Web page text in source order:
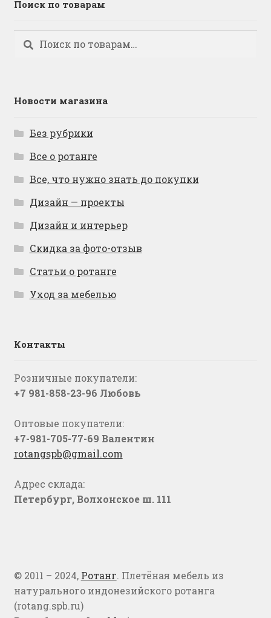
Поиск по товарам
Искать:
Поиск
Новости магазина
Без рубрики
Все о ротанге
Все, что нужно знать до покупки
Дизайн — проекты
Дизайн и интерьер
Скидка за фото-отзыв
Статьи о ротанге
Уход за мебелью
Контакты
Розничные покупатели:
+7 981-858-23-96 Любовь
Оптовые покупатели:
+7-981-705-77-69 Валентин
rotangspb@gmail.com
Адрес склада:
Петербург, Волхонское ш. 111
© 2011 – 2024, Ротанг. Плетёная мебель из
натурального индонезийского ротанга
(rotang.spb.ru)